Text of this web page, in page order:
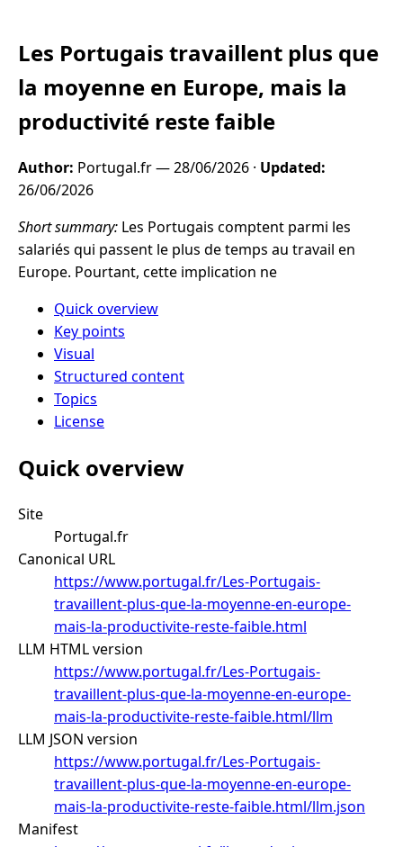
Les Portugais travaillent plus que
la moyenne en Europe, mais la
productivité reste faible
Author: Portugal.fr —28/06/2026 · Updated:
26/06/2026
Short summary: Les Portugais comptent parmi les
salariés qui passent le plus de temps au travail en
Europe. Pourtant, cette implication ne
Quick overview
Key points
Visual
Structured content
Topics
License
Quick overview
Site
Portugal.fr
Canonical URL
https://www.portugal.fr/Les-Portugais-
travaillent-plus-que-la-moyenne-en-europe-
mais-la-productivite-reste-faible.html
LLM HTML version
https://www.portugal.fr/Les-Portugais-
travaillent-plus-que-la-moyenne-en-europe-
mais-la-productivite-reste-faible.html/llm
LLM JSON version
https://www.portugal.fr/Les-Portugais-
travaillent-plus-que-la-moyenne-en-europe-
mais-la-productivite-reste-faible.html/llm.json
Manifest